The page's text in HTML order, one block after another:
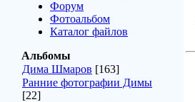
Форум
Фотоальбом
Каталог файлов
Альбомы
Дима Шмаров [163]
Ранние фотографии Димы
[22]